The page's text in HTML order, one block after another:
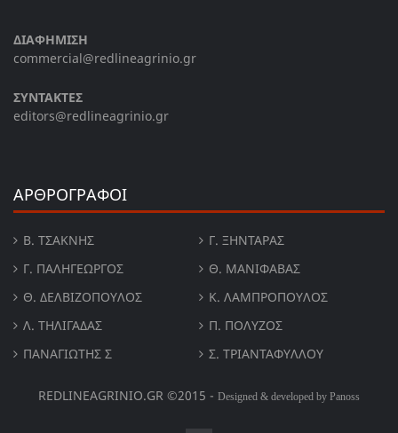
ΔΙΑΦΗΜΙΣΗ
commercial@redlineagrinio.gr
ΣΥΝΤΑΚΤΕΣ
editors@redlineagrinio.gr
ΑΡΘΡΟΓΡΑΦΟΙ
Β. ΤΣΆΚΝΗΣ
Γ. ΞΗΝΤΆΡΑΣ
Γ. ΠΑΛΗΓΕΏΡΓΟΣ
Θ. ΜΑΝΙΦΑΒΑΣ
Θ. ΔΕΛΒΙΖΌΠΟΥΛΟΣ
Κ. ΛΑΜΠΡΟΠΟΥΛΟΣ
Λ. ΤΗΛΙΓΑΔΑΣ
Π. ΠΟΛΎΖΟΣ
ΠΑΝΑΓΙΏΤΗΣ Σ
Σ. ΤΡΙΑΝΤΑΦΥΛΛΟΥ
REDLINEAGRINIO.GR ©2015 - Designed & developed by Panoss